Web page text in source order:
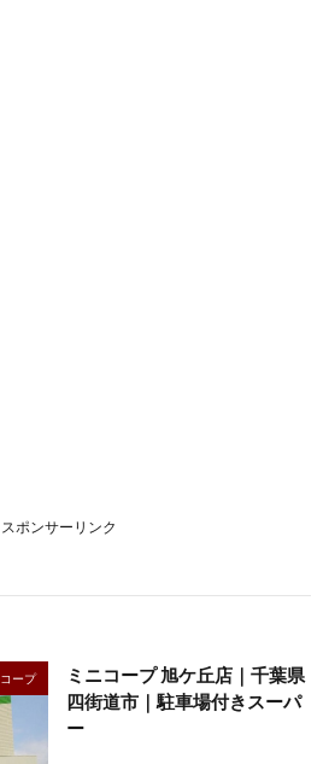
スポンサーリンク
コープ
ミニコープ 旭ケ丘店｜千葉県
四街道市｜駐車場付きスーパ
ー